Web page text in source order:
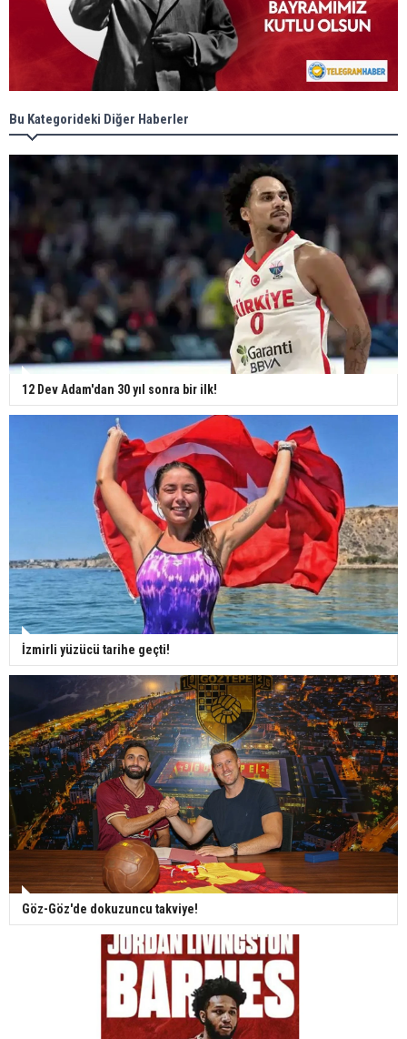
Bu Kategorideki Diğer Haberler
12 Dev Adam'dan 30 yıl sonra bir ilk!
İzmirli yüzücü tarihe geçti!
Göz-Göz'de dokuzuncu takviye!